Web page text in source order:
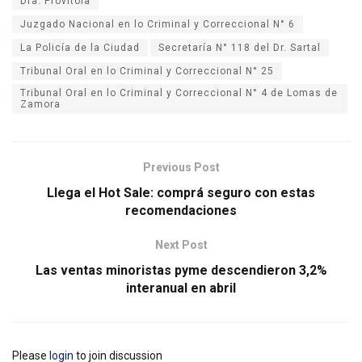
Juzgado Nacional en lo Criminal y Correccional N° 6
La Policía de la Ciudad Secretaría N° 118 del Dr. Sartal
Tribunal Oral en lo Criminal y Correccional N° 25
Tribunal Oral en lo Criminal y Correccional N° 4 de Lomas de
Zamora
Previous Post
Llega el Hot Sale: comprá seguro con estas
recomendaciones
Next Post
Las ventas minoristas pyme descendieron 3,2%
interanual en abril
Please login to join discussion